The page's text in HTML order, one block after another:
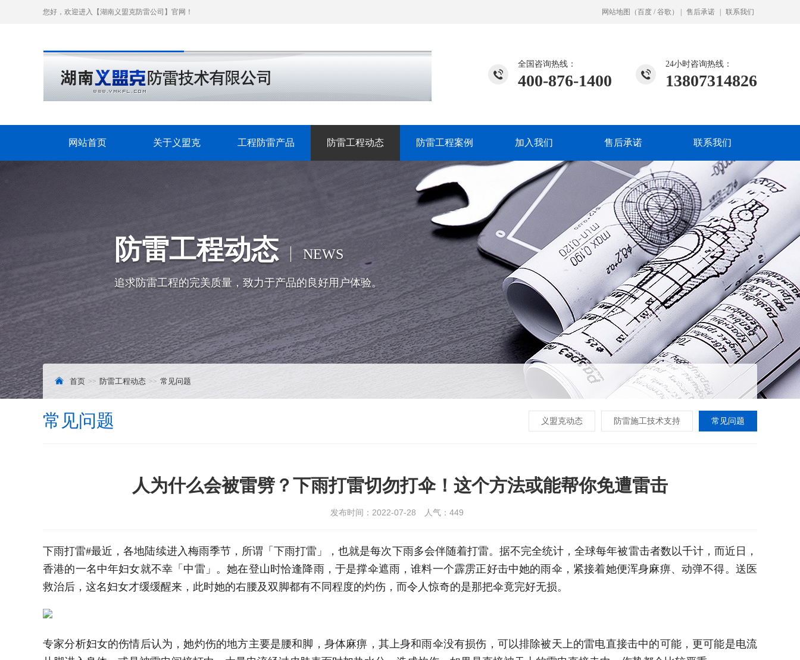
您好，欢迎进入【湖南义盟克防雷公司】官网！ 网站地图 （百度 / 谷歌 ） 售后承诺 联系我们
24小时咨询热线：
13807314826
全国咨询热线：
400-876-1400
网站首页 关于义盟克 工程防雷产品 防雷工程动态 防雷工程案例 加入我们 售后承诺 联系我们
防雷工程动态 NEWS
追求防雷工程的完美质量，致力于产品的良好用户体验。
首页 防雷工程动态 常见问题
常见问题 义盟克动态 防雷施工技术支持 常见问题
人为什么会被雷劈？下雨打雷切勿打伞！这个方法或能帮你免遭雷击
发布时间：2022-07-28 人气： 449
下雨打雷#最近，各地陆续进入梅雨季节，所谓「下雨打雷」，也就是每次下雨多会伴随着打雷。据不完全统计，全球每年被雷击者数以千计，而近日，
香港的一名中年妇女就不幸「中雷」。她在登山时恰逢降雨，于是撑伞遮雨，谁料一个霹雳正好击中她的雨伞，紧接着她便浑身麻痹、动弹不得。送医
救治后，这名妇女才缓缓醒来，此时她的右腰及双脚都有不同程度的灼伤，而令人惊奇的是那把伞竟完好无损。
专家分析妇女的伤情后认为，她灼伤的地方主要是腰和脚，身体麻痹，其上身和雨伞没有损伤，可以排除被天上的雷电直接击中的可能，更可能是电流